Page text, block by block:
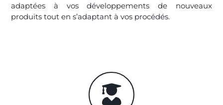
adaptées à vos développements de nouveaux
produits tout en s’adaptant à vos procédés.